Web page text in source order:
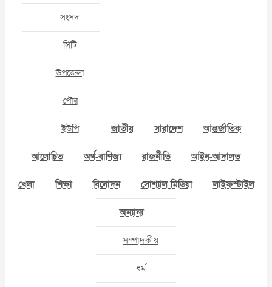
সংসদ
সিটি
উপজেলা
পৌর
ইউপি জাতীয় সারাদেশ আন্তর্জাতিক
আলোচিত অর্থ-বাণিজ্য রাজনীতি আইন-আদালত
খেলা শিক্ষা বিনোদন সোশ্যাল মিডিয়া লাইফস্টাইল
অন্যান্য
সম্পাদকীয়
ধর্ম